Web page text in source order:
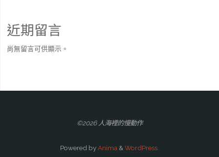
近期留言
尚無留言可供顯示。
©2026 人海裡的慢動作
Powered byAnima & WordPress.